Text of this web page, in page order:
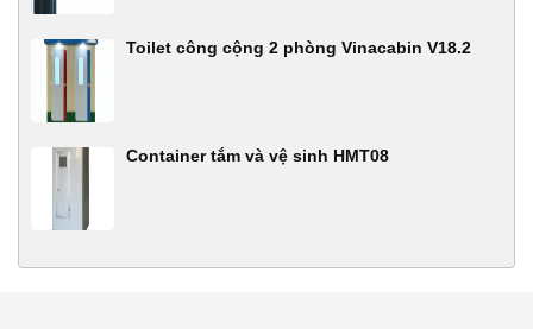
Toilet công cộng 2 phòng Vinacabin V18.2
Container tắm và vệ sinh HMT08